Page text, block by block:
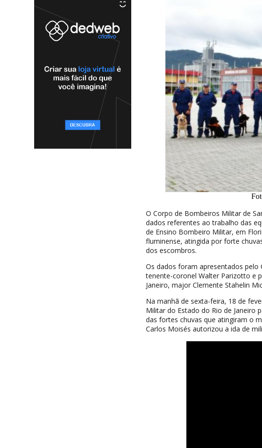
O Corpo de Bombeiros Militar de
dados referentes ao trabalho das
de Ensino Bombeiro Militar, em
fluminense, atingida por forte
dos escombros.
Os dados foram apresentados pelo
tenente-coronel Walter Parizotto e
Janeiro, major Clemente Stahelin
Na manhã de sexta-feira, 18 de
Militar do Estado do Rio de Janeiro
das fortes chuvas que atingiram o
Carlos Moisés autorizou a ida de